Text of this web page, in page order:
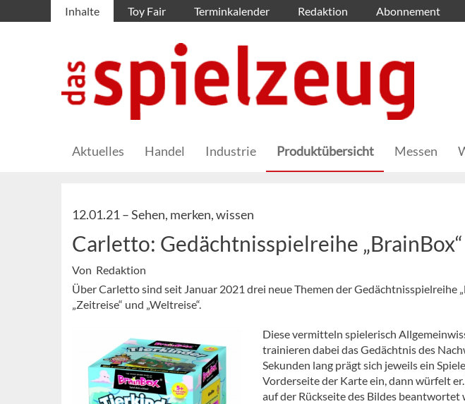
Inhalte Toy Fair Terminkalender Redaktion Abonnement
Aktuelles Handel Industrie Produktübersicht Messen
12.01.21 –Sehen, merken, wissen
Carletto: Gedächtnisspielreihe „BrainBox“
Von Redaktion
Über Carletto sind seit Januar 2021 drei neue Themen der Gedächtnisspielreihe
„Zeitreise“ und „Weltreise“.
Diese vermitteln spielerisch
trainieren dabei das Gedächtnis des
Sekunden lang prägt sich jeweils ein
Vorderseite der Karte ein, dann würfelt
auf der Rückseite des Bildes